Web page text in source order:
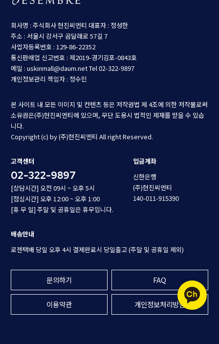
회사명 : 주식회사 현진씨엔티 대표자 : 정성한
주소 : 서울시 강서구 곰달래로 57길 7
사업자등록번호 : 129-86-22352
통신판매업 신고번호 : 제2019-경기김포-0843호
메일 : uskinmall@daum.netTel 02-322-9897
개인정보관리 책임자 : 정수민
본 사이트 내 모든 이미지 및 컨텐츠 등은 저작권법 제 4조에 의한 저작물로써
소유권은(주)현진씨엔티에 있으며, 무단 도용시 법적인 제재를 받을 수 있습
니다.
Copyright (c) by (주)현진씨엔티 All right Reserved.
고객센터
02-322-9897
[상담시간] 오전 09시 ~ 오후 5시
[점심시간] 오후 12:00 ~ 오후 1:00
[휴 무 일] 주말 및 공휴일은 휴무입니다.
입금계좌
신한은행
(주)현진씨엔티
140-011-915390
배송안내
로젠택배 당일 오후 4시 결제완료시 당일출고 (주말 및 공휴일 제외)
문의하기 FAQ
이용약관 개인정보처리방침